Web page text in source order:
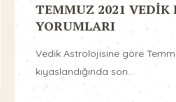
TEMMUZ 2021 VEDİK
YORUMLARI
Vedik Astrolojisine göre
kıyaslandığında son...